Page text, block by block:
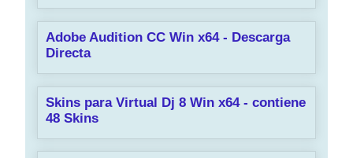
Adobe Audition CC Win x64 - Descarga
Directa
Skins para Virtual Dj 8 Win x64 - contiene
48 Skins